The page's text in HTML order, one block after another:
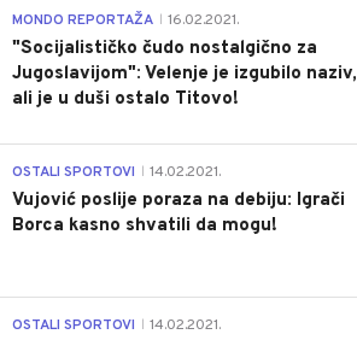
MONDO REPORTAŽA 16.02.2021.
"Socijalističko čudo nostalgično za
Jugoslavijom": Velenje je izgubilo naziv,
ali je u duši ostalo Titovo!
OSTALI SPORTOVI 14.02.2021.
Vujović poslije poraza na debiju: Igrači
Borca kasno shvatili da mogu!
OSTALI SPORTOVI 14.02.2021.